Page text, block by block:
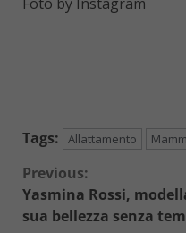
Tags: Allattamento
Continue
Reading
Previous:
Yasmina Rossi,
sua bellezza senza